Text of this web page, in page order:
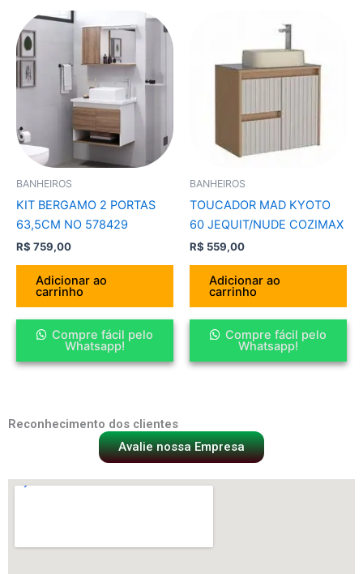
BANHEIROS
KIT BERGAMO 2 PORTAS
63,5CM NO 578429
R$ 759,00
Adicionar ao
carrinho
Compre fácil pelo
Whatsapp!
BANHEIROS
TOUCADOR MAD KYOTO
60 JEQUIT/NUDE COZIMAX
R$ 559,00
Adicionar ao
carrinho
Compre fácil pelo
Whatsapp!
Reconhecimento dos clientes
Avalie nossa Empresa